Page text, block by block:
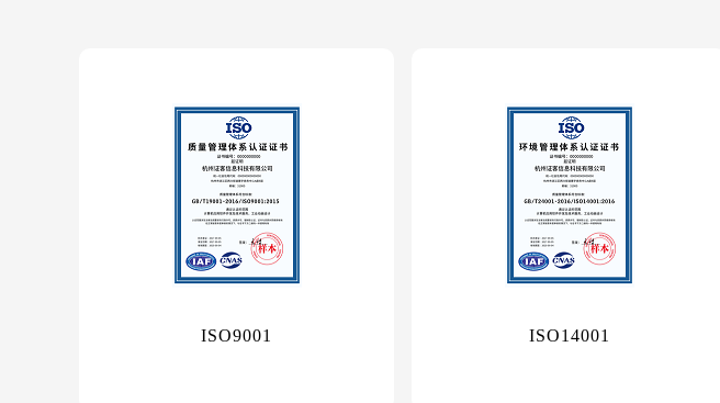
ISO9001 ISO14001